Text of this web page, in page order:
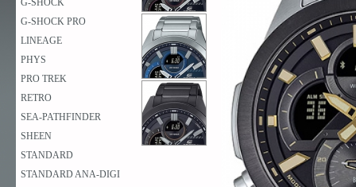
G-SHOCK
G-SHOCK PRO
LINEAGE
PHYS
PRO TREK
RETRO
SEA-PATHFINDER
SHEEN
STANDARD
STANDARD ANA-DIGI